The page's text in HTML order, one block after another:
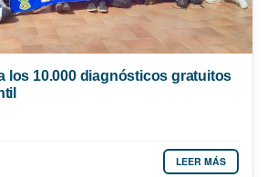
los 10.000 diagnósticos gratuitos
LEER MÁS